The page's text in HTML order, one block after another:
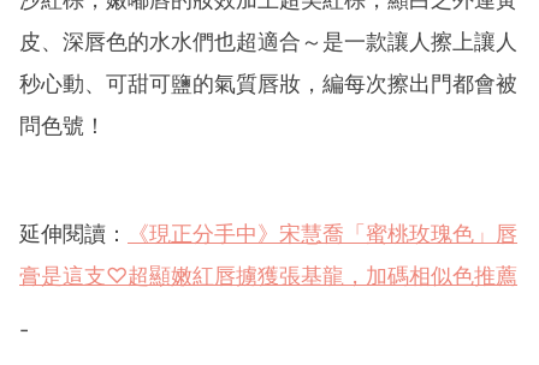
皮、深唇色的水水們也超適合～是一款讓人擦上讓人
秒心動、可甜可鹽的氣質唇妝，編每次擦出門都會被
問色號！
延伸閱讀：
《現正分手中》宋慧喬「蜜桃玫瑰色」唇
膏是這支♡超顯嫩紅唇擄獲張基龍，加碼相似色推薦
-